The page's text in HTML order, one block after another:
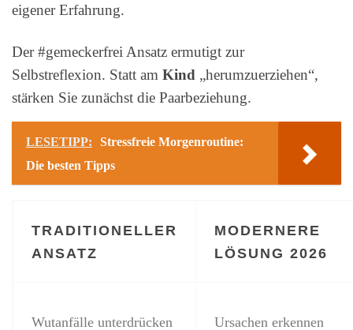
eigener Erfahrung.
Der #gemeckerfrei Ansatz ermutigt zur
Selbstreflexion. Statt am Kind „herumzuerziehen“,
stärken Sie zunächst die Paarbeziehung.
LESETIPP:
Stressfreie Morgenroutine:
Die besten Tipps
TRADITIONELLER
ANSATZ
MODERNERE
LÖSUNG 2026
Wutanfälle unterdrücken Ursachen erkennen